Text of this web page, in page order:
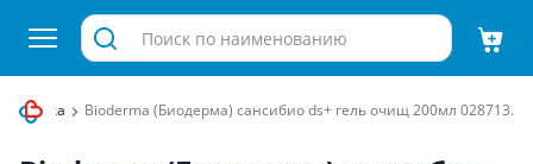
Bioderma (Биодерма) сансибио ds+ гель очищ 200мл 028713.